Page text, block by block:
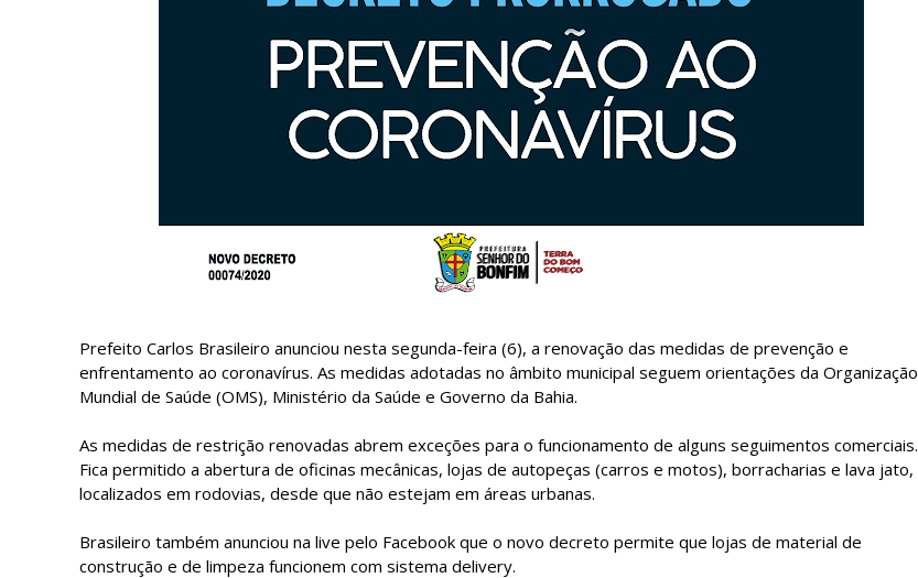
Prefeito Carlos Brasileiro anunciou nesta segunda-feira (6), a renovação das medidas de prevenção e
enfrentamento ao coronavírus. As medidas adotadas no âmbito municipal seguem orientações da Organização
Mundial de Saúde (OMS), Ministério da Saúde e Governo da Bahia.
As medidas de restrição renovadas abrem exceções para o funcionamento de alguns seguimentos comerciais.
Fica permitido a abertura de oficinas mecânicas, lojas de autopeças (carros e motos), borracharias e lava jato,
localizados em rodovias, desde que não estejam em áreas urbanas.
Brasileiro também anunciou na live pelo Facebook que o novo decreto permite que lojas de material de
construção e de limpeza funcionem com sistema delivery.